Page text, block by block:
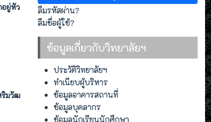
อยู่หัว
ริมวัฒ
ลืมรหัสผ่าน?
ลืมชื่อผู้ใช้?
ข้อมูลเกี่ยวกับวิทยาลัยฯ
ประวัติวิทยาลัยฯ
ทำเนียบผู้บริหาร
ข้อมูลอาคารสถานที่
ข้อมูลบุคลากร
ข้อมูลนักเรียนนักศึกษา